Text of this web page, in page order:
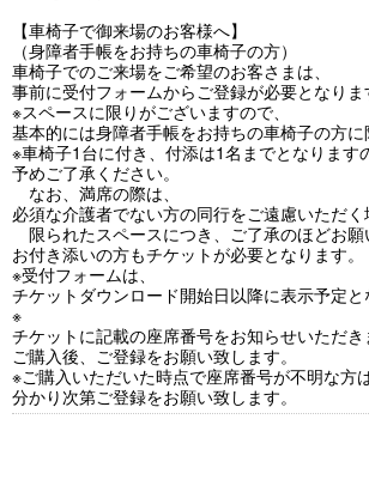
【車椅子で御来場のお客様へ】
（身障者手帳をお持ちの車椅子の方）
車椅子でのご来場をご希望のお客さまは、
事前に受付フォームからご登録が必要となりま
※スペースに限りがございますので、
基本的には身障者手帳をお持ちの車椅子の方に
※車椅子1台に付き、付添は1名までとなります
予めご了承ください。
なお、満席の際は、
必須な介護者でない方の同行をご遠慮いただく
限られたスペースにつき、ご了承のほどお願
お付き添いの方もチケットが必要となります。
※受付フォームは、
チケットダウンロード開始日以降に表示予定と
※
チケットに記載の座席番号をお知らせいただ
ご購入後、ご登録をお願い致します。
※ご購入いただいた時点で座席番号が不明な方は
分かり次第ご登録をお願い致します。